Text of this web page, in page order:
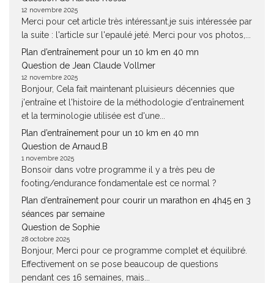
12 novembre 2025
Merci pour cet article très intéressant.je suis intéressée par
la suite : l'article sur l'epaulé jeté. Merci pour vos photos,...
Plan d’entraînement pour un 10 km en 40 mn
Question de Jean Claude Vollmer
12 novembre 2025
Bonjour, Cela fait maintenant pluisieurs décennies que
j'entraîne et l'histoire de la méthodologie d'entraînement
et la terminologie utilisée est d'une...
Plan d’entraînement pour un 10 km en 40 mn
Question de Arnaud.B
1 novembre 2025
Bonsoir dans votre programme il y a très peu de
footing/endurance fondamentale est ce normal ?
Plan d’entraînement pour courir un marathon en 4h45 en 3
séances par semaine
Question de Sophie
28 octobre 2025
Bonjour, Merci pour ce programme complet et équilibré.
Effectivement on se pose beaucoup de questions
pendant ces 16 semaines, mais...